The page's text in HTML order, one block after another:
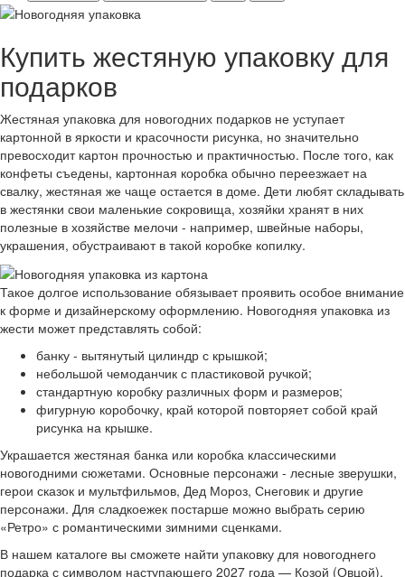
Купить жестяную упаковку для
подарков
Жестяная упаковка для новогодних подарков не уступает
картонной в яркости и красочности рисунка, но значительно
превосходит картон прочностью и практичностью. После того, как
конфеты съедены, картонная коробка обычно переезжает на
свалку, жестяная же чаще остается в доме. Дети любят складывать
в жестянки свои маленькие сокровища, хозяйки хранят в них
полезные в хозяйстве мелочи - например, швейные наборы,
украшения, обустраивают в такой коробке копилку.
Такое долгое использование обязывает проявить особое внимание
к форме и дизайнерскому оформлению. Новогодняя упаковка из
жести может представлять собой:
банку - вытянутый цилиндр с крышкой;
небольшой чемоданчик с пластиковой ручкой;
стандартную коробку различных форм и размеров;
фигурную коробочку, край которой повторяет собой край
рисунка на крышке.
Украшается жестяная банка или коробка классическими
новогодними сюжетами. Основные персонажи - лесные зверушки,
герои сказок и мультфильмов, Дед Мороз, Снеговик и другие
персонажи. Для сладкоежек постарше можно выбрать серию
«Ретро» с романтическими зимними сценками.
В нашем каталоге вы сможете найти упаковку для новогоднего
подарка с символом наступающего 2027 года — Козой (Овцой).